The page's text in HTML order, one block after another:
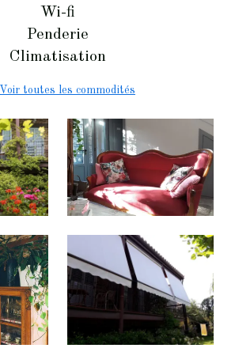
Wi-fi
Penderie
Climatisation
Voir toutes les commodités